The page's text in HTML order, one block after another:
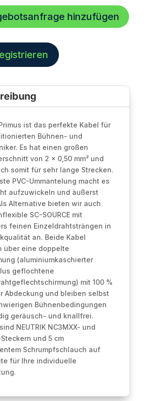
hinzufügen
ist das perfekte Kabel für
Bühnen- und
Es hat einen großen
von 2 x 0,50 mm² und
somit für sehr lange Strecken.
PVC-Ummantelung macht es
aufzuwickeln und äußerst
Alternative bieten wir auch
SC-SOURCE mit
feinen Einzeldrahtsträngen in
an. Beide Kabel
über eine doppelte
(aluminiumkaschierter
geflochtene
mit 100 %
Abdeckung und bleiben selbst
Bühnenbedingungen
geräusch- und knallfrei.
NEUTRIK NC3MXX- und
Steckern und 5 cm
Schrumpfschlauch auf
für Ihre individuelle